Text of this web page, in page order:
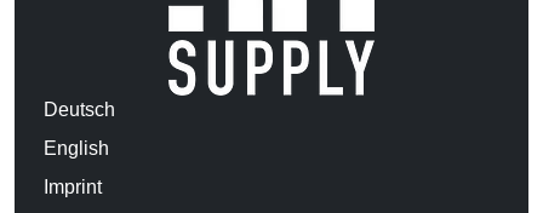
Deutsch
English
Imprint